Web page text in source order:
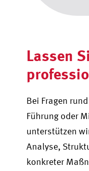
Lassen
Bei Fragen
Führung oder
unterstützen
Analyse,
konkreter